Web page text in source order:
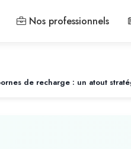
Nos professionnels